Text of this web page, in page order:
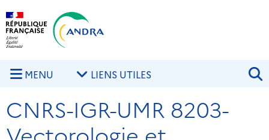
Aller au contenu principal
MENU LIENS UTILES
CNRS-IGR-UMR 8203-
Vectorologie et